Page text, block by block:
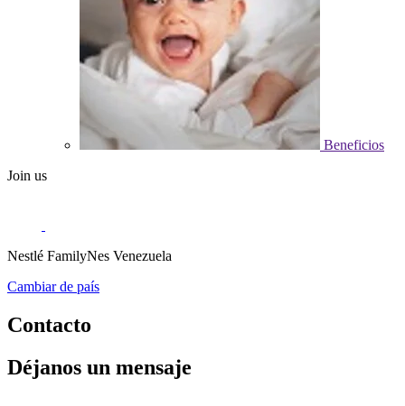
Beneficios
Join us
Nestlé FamilyNes Venezuela
Cambiar de país
Contacto
Déjanos un mensaje